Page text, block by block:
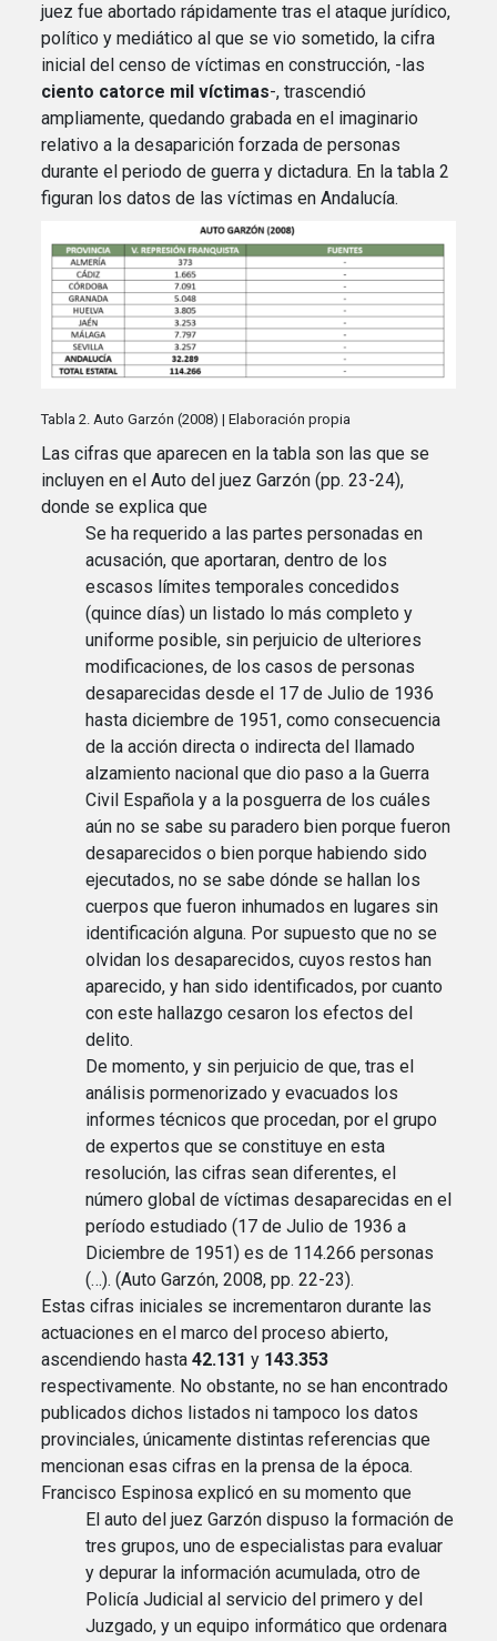
juez fue abortado rápidamente tras el ataque jurídico,
político y mediático al que se vio sometido, la cifra
inicial del censo de víctimas en construcción, -las
ciento catorce mil víctimas-, trascendió
ampliamente, quedando grabada en el imaginario
relativo a la desaparición forzada de personas
durante el periodo de guerra y dictadura. En la tabla 2
figuran los datos de las víctimas en Andalucía.
Tabla 2. Auto Garzón (2008) | Elaboración propia
Las cifras que aparecen en la tabla son las que se
incluyen en el Auto del juez Garzón (pp. 23-24),
donde se explica que
Se ha requerido a las partes personadas en
acusación, que aportaran, dentro de los
escasos límites temporales concedidos
(quince días) un listado lo más completo y
uniforme posible, sin perjuicio de ulteriores
modificaciones, de los casos de personas
desaparecidas desde el 17 de Julio de 1936
hasta diciembre de 1951, como consecuencia
de la acción directa o indirecta del llamado
alzamiento nacional que dio paso a la Guerra
Civil Española y a la posguerra de los cuáles
aún no se sabe su paradero bien porque fueron
desaparecidos o bien porque habiendo sido
ejecutados, no se sabe dónde se hallan los
cuerpos que fueron inhumados en lugares sin
identificación alguna. Por supuesto que no se
olvidan los desaparecidos, cuyos restos han
aparecido, y han sido identificados, por cuanto
con este hallazgo cesaron los efectos del
delito.
De momento, y sin perjuicio de que, tras el
análisis pormenorizado y evacuados los
informes técnicos que procedan, por el grupo
de expertos que se constituye en esta
resolución, las cifras sean diferentes, el
número global de víctimas desaparecidas en el
período estudiado (17 de Julio de 1936 a
Diciembre de 1951) es de 114.266 personas
(…). (Auto Garzón, 2008, pp. 22-23).
Estas cifras iniciales se incrementaron durante las
actuaciones en el marco del proceso abierto,
ascendiendo hasta42.131 y 143.353
respectivamente. No obstante, no se han encontrado
publicados dichos listados ni tampoco los datos
provinciales, únicamente distintas referencias que
mencionan esas cifras en la prensa de la época.
Francisco Espinosa explicó en su momento que
El auto del juez Garzón dispuso la formación de
tres grupos, uno de especialistas para evaluar
y depurar la información acumulada, otro de
Policía Judicial al servicio del primero y del
Juzgado, y un equipo informático que ordenara